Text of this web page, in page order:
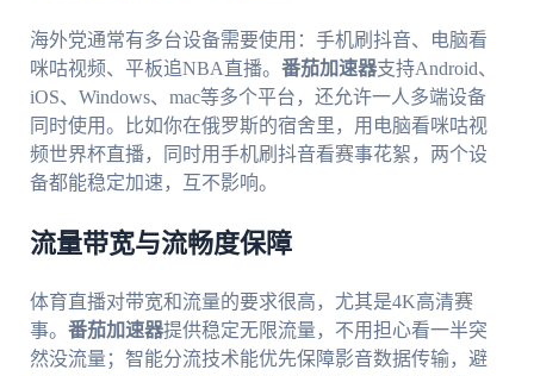
海外党通常有多台设备需要使用：手机刷抖音、电脑看
咪咕视频、平板追NBA直播。 番茄加速器支持Android、
iOS、Windows、mac等多个平台，还允许一人多端设备
同时使用。比如你在俄罗斯的宿舍里，用电脑看咪咕视
频世界杯直播，同时用手机刷抖音看赛事花絮，两个设
备都能稳定加速，互不影响。
流量带宽与流畅度保障
体育直播对带宽和流量的要求很高，尤其是4K高清赛
事。 番茄加速器提供稳定无限流量，不用担心看一半突
然没流量；智能分流技术能优先保障影音数据传输，避